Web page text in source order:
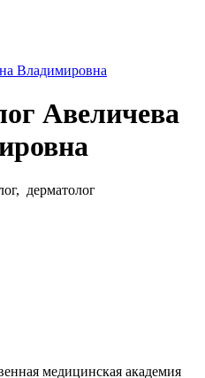
Владимировна
Авеличева
дерматолог
медицинская академия